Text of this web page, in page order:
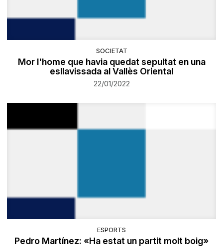
SOCIETAT
Mor l'home que havia quedat sepultat en una
esllavissada al Vallès Oriental
22/01/2022
ESPORTS
Pedro Martínez: «Ha estat un partit molt boig»